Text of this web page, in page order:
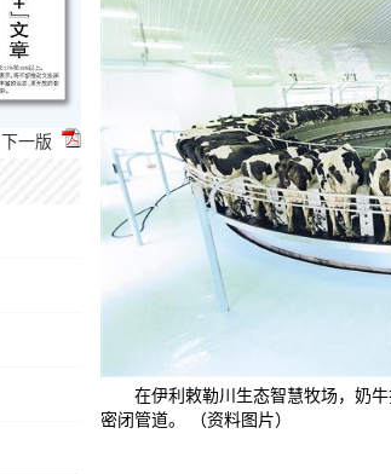
下一版
在伊利敕勒川生态智慧牧场，奶
密闭管道。 （资料图片）
一杯醇厚浓郁的牛奶，开启了很多人活力满满的
民以食为天。“米袋子”“菜篮子”“肉盘子”之外
养，是自然赠与人类的“最接近完美的食物”。奶业
战略性产业，是现代农业和食品工业有机融合的重要